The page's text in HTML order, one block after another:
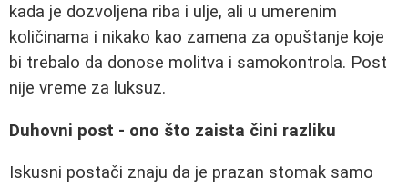
kada je dozvoljena riba i ulje, ali u umerenim
količinama i nikako kao zamena za opuštanje koje
bi trebalo da donose molitva i samokontrola. Post
nije vreme za luksuz.
Duhovni post - ono što zaista čini razliku
Iskusni postači znaju da je prazan stomak samo